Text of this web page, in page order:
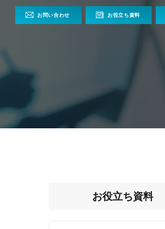
お問い合わせ お役立ち資料
お役立ち資料